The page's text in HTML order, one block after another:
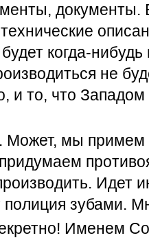
документы.
когда-
не
и то, что
мы примем
Идет
зубами.
Именем